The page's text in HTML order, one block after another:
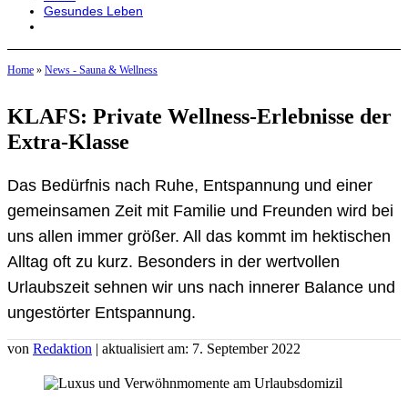
Gesundes Leben
Home » News - Sauna & Wellness
KLAFS: Private Wellness-Erlebnisse der
Extra-Klasse
Das Bedürfnis nach Ruhe, Entspannung und einer
gemeinsamen Zeit mit Familie und Freunden wird bei
uns allen immer größer. All das kommt im hektischen
Alltag oft zu kurz. Besonders in der wertvollen
Urlaubszeit sehnen wir uns nach innerer Balance und
ungestörter Entspannung.
von Redaktion | aktualisiert am: 7. September 2022